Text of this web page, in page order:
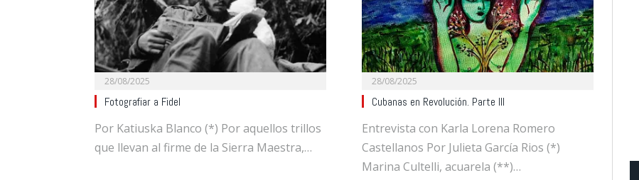
28/08/2025
Fotografiar a Fidel
Por Katiuska Blanco (*) Por aquellos trillos
que llevan al firme de la Sierra Maestra,…
28/08/2025
Cubanas en Revolución. Parte III
Entrevista con Karla Lorena Romero
Castellanos Por Julieta García Rios (*)
Marina Cultelli, acuarela (**)…